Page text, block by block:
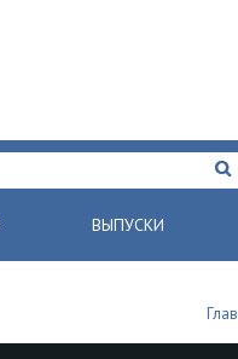
ВЫПУСКИ